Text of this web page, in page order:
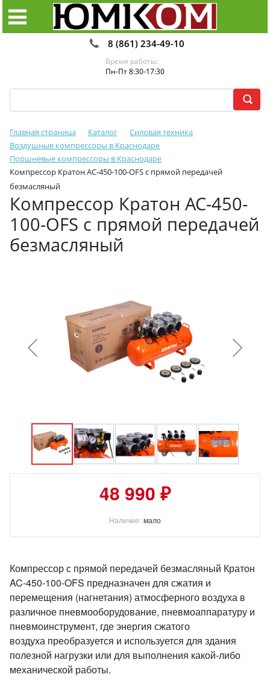
8 (861) 234-49-10
Время работы:
Пн-Пт 8:30-17:30
Главная страница Каталог
Силовая техника
Воздушные компрессоры в Краснодаре
Поршневые компрессоры в Краснодаре
Компрессор Кратон AC-450-100-OFS с прямой передачей
безмасляный
Компрессор Кратон AC-450-
100-OFS с прямой передачей
безмасляный
48 990 ₽
Наличие: мало
Компрессор с прямой передачей безмасляный Кратон
AC-450-100-OFS предназначен для сжатия и
перемещения (нагнетания) атмосферного воздуха в
различное пневмооборудование, пневмоаппаратуру и
пневмоинструмент, где энергия сжатого
воздуха преобразуется и используется для здания
полезной нагрузки или для выполнения какой-либо
механической работы.